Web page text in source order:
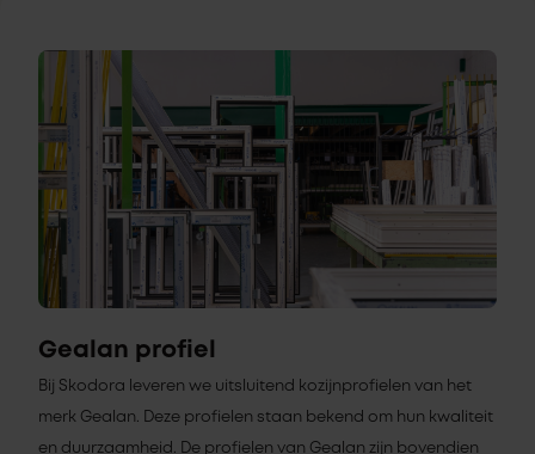
Gealan profiel
Bij Skodora leveren we uitsluitend kozijnprofielen van het
merk Gealan. Deze profielen staan bekend om hun kwaliteit
en duurzaamheid. De profielen van Gealan zijn bovendien